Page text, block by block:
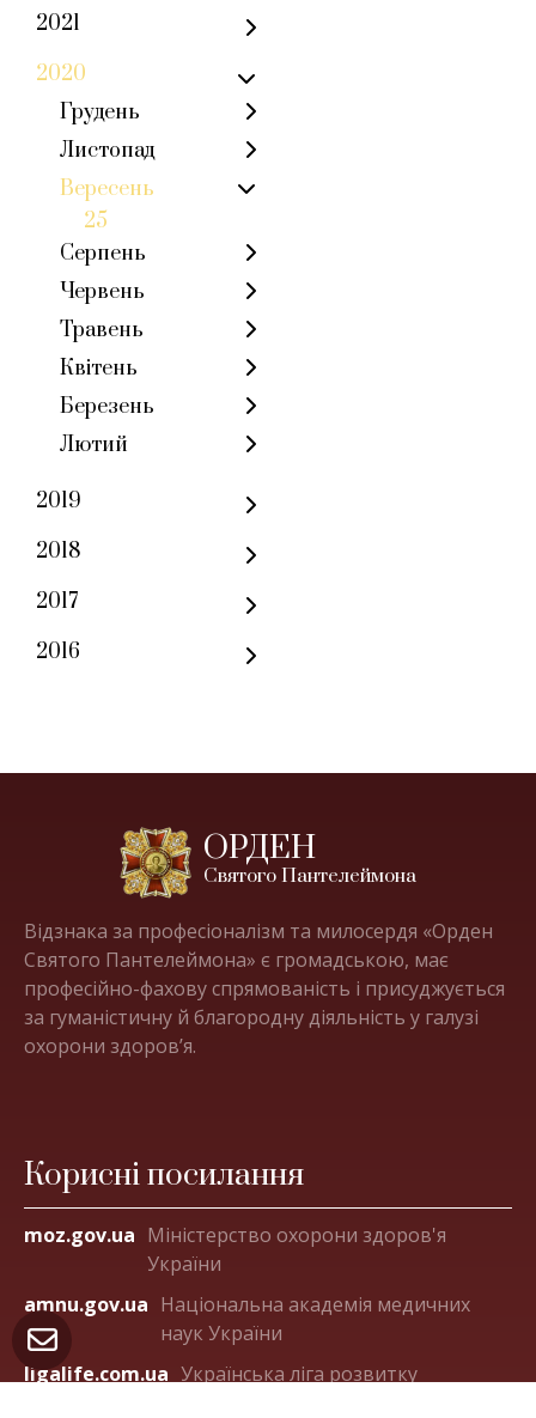
2021
2020
Грудень
Листопад
Вересень
25
Серпень
Червень
Травень
Квітень
Березень
Лютий
2019
2018
2017
2016
ОРДЕН
Святого Пантелеймона
Відзнака за професіоналізм та милосердя «Орден
Святого Пантелеймона» є громадською, має
професійно-фахову спрямованість і присуджується
за гуманістичну й благородну діяльність у галузі
охорони здоров’я.
Корисні посилання
moz.gov.ua Міністерство охорони здоров'я
України
amnu.gov.ua Національна академія медичних
наук України
ligalife.com.ua Українська ліга розвитку